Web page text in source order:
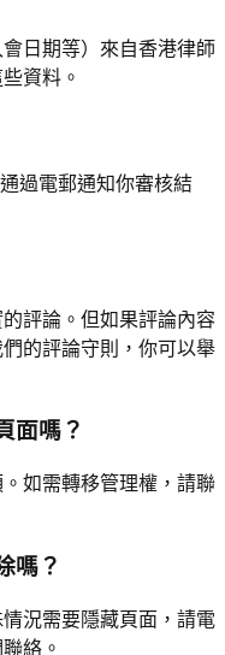
日期等）來自香港律師
資料。
過電郵通知你審核結
評論。但如果評論內容
的評論守則，你可以舉
面嗎？
如需轉移管理權，請聯
嗎？
況需要隱藏頁面，請電
絡。